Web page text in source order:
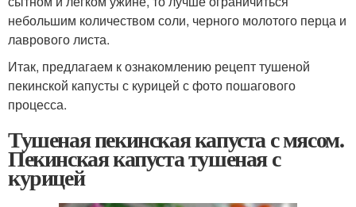
небольшим количеством соли, черного молотого перца и
лаврового листа.
Итак, предлагаем к ознакомлению рецепт тушеной
пекинской капусты с курицей с фото пошагового
процесса.
Тушеная пекинская капуста с мясом.
Пекинская капуста тушеная с
курицей